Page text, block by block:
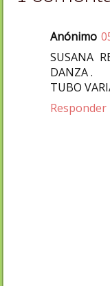
Anónimo
SUSANA
DANZA .
TUBO
Responder